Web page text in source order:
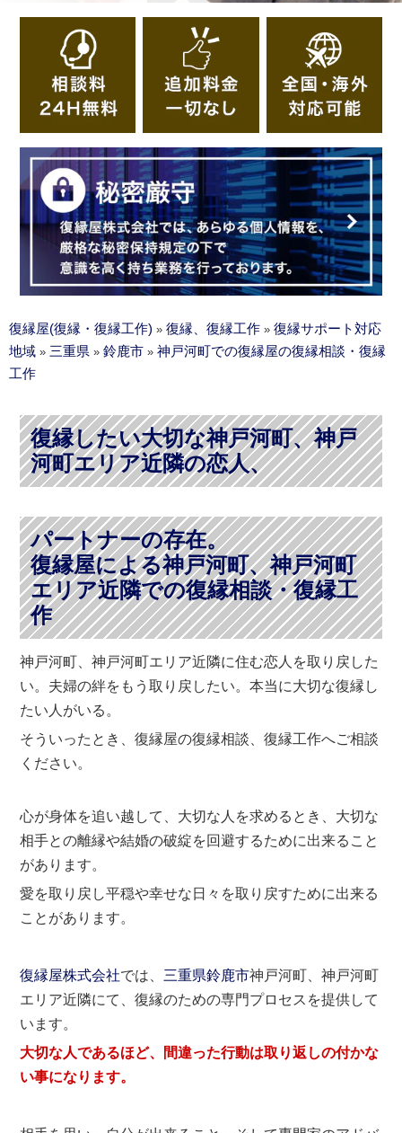
復縁屋(復縁・復縁工作) » 復縁、復縁工作 » 復縁サポート対応
地域 » 三重県 » 鈴鹿市 » 神戸河町での復縁屋の復縁相談・復縁
工作
復縁したい大切な神戸河町、神戸
河町エリア近隣の恋人、
パートナーの存在。
復縁屋による神戸河町、神戸河町
エリア近隣での復縁相談・復縁工
作
神戸河町、神戸河町エリア近隣に住む恋人を取り戻した
い。夫婦の絆をもう取り戻したい。本当に大切な復縁し
たい人がいる。
そういったとき、復縁屋の復縁相談、復縁工作へご相談
ください。
心が身体を追い越して、大切な人を求めるとき、大切な
相手との離縁や結婚の破綻を回避するために出来ること
があります。
愛を取り戻し平穏や幸せな日々を取り戻すために出来る
ことがあります。
復縁屋株式会社では、 三重県鈴鹿市神戸河町、神戸河町
エリア近隣にて、復縁のための専門プロセスを提供して
います。
大切な人であるほど、間違った行動は取り返しの付かな
い事になります。